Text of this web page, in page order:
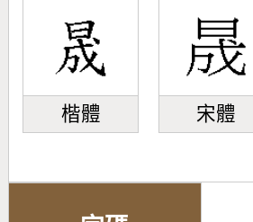
楷體 宋體